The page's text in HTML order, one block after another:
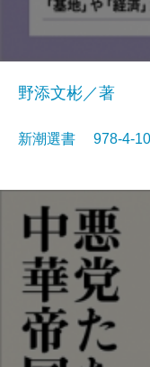
野添文彬／著
新潮選書 978-4-